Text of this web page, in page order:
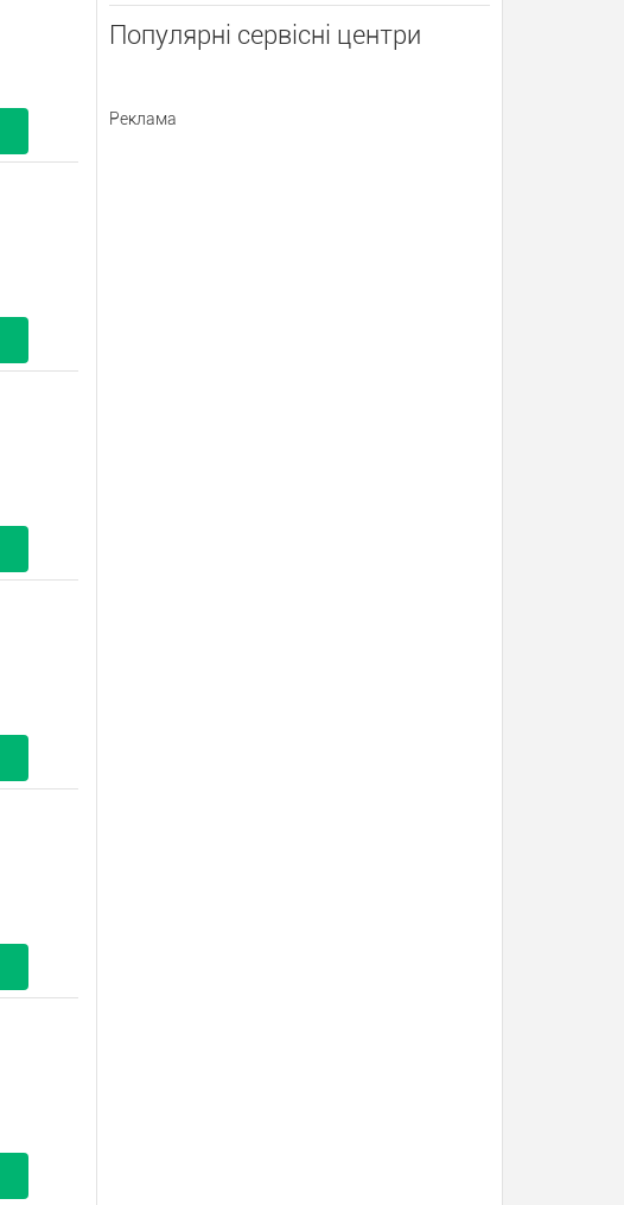
Популярні сервісні центри
Реклама